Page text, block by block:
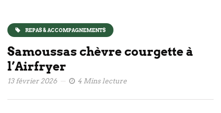
REPAS & ACCOMPAGNEMENTS
Samoussas chèvre courgette à
l’Airfryer
13 février 2026 4 Mins lecture